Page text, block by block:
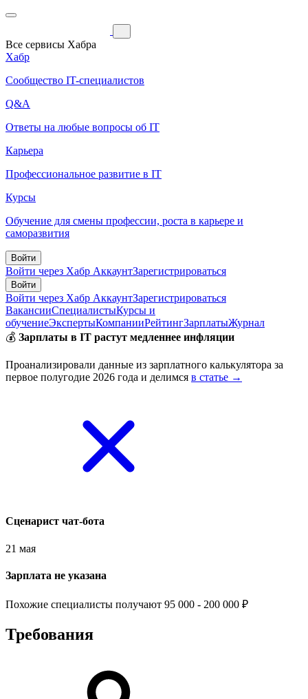
Все сервисы Хабра
Хабр
Сообщество IT-специалистов
Q&A
Ответы на любые вопросы об IT
Карьера
Профессиональное развитие в IT
Курсы
Обучение для смены профессии, роста в карьере и
саморазвития
Войти
Войти через Хабр АккаунтЗарегистрироваться
Войти
Войти через Хабр АккаунтЗарегистрироваться
ВакансииСпециалистыКурсы и
обучениеЭкспертыКомпанииРейтингЗарплатыЖурнал
💰 Зарплаты в IT растут медленнее инфляции
Проанализировали данные из зарплатного калькулятора за
первое полугодие 2026 года и делимся в статье →
Сценарист чат-бота
21 мая
Зарплата не указана
Похожие специалисты получают 95 000 - 200 000 ₽
Требования